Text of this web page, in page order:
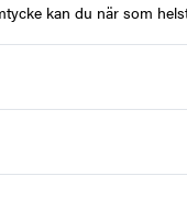
kan du när som